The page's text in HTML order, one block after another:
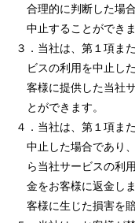
合理的に判断した場
中⽌することができま
３．当社は、第１項ま
ビスの利⽤を中⽌し
客様に提供した当社
とができます。
４．当社は、第１項ま
中⽌した場合であり
ら当社サービスの利
⾦をお客様に返⾦し
客様に⽣じた損害を